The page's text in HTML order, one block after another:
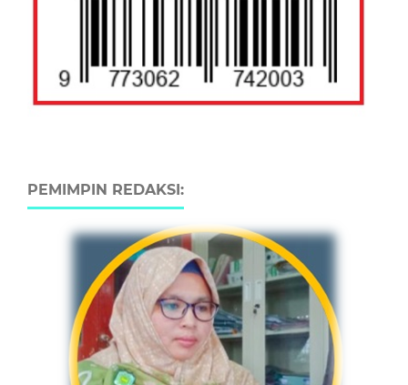
PEMIMPIN REDAKSI: